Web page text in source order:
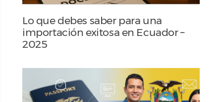
Lo que debes saber para una
importación exitosa en Ecuador –
2025